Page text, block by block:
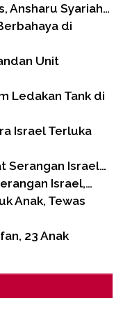
Ansharu Syariah…
di
Unit
Ledakan Tank di
Israel Terluka
Serangan Israel…
Israel,…
Anak, Tewas
23 Anak